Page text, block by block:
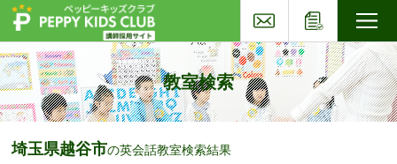
教室検索
埼玉県越谷市の英会話教室検索結果